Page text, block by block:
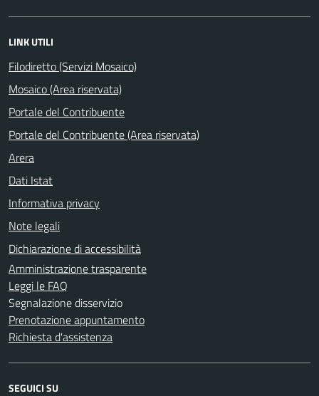
LINK UTILI
Filodiretto (Servizi Mosaico)
Mosaico (Area riservata)
Portale del Contribuente
Portale del Contribuente (Area riservata)
Arera
Dati Istat
Informativa privacy
Note legali
Dichiarazione di accessibilità
Amministrazione trasparente
Leggi le FAQ
Segnalazione disservizio
Prenotazione appuntamento
Richiesta d'assistenza
SEGUICI SU